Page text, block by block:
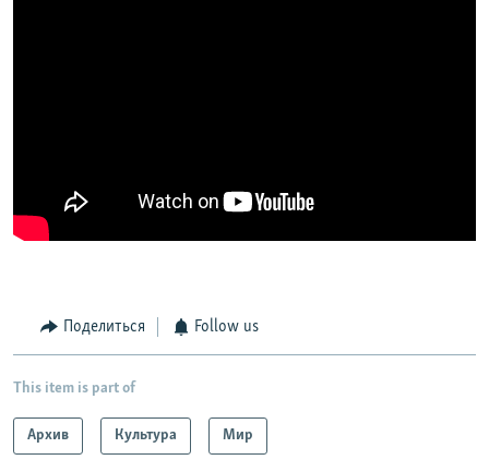
Поделиться Follow us
This item is part of
Архив Культура Мир